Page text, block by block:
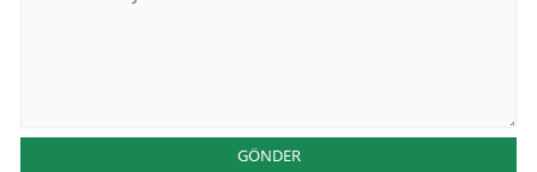
GÖNDER